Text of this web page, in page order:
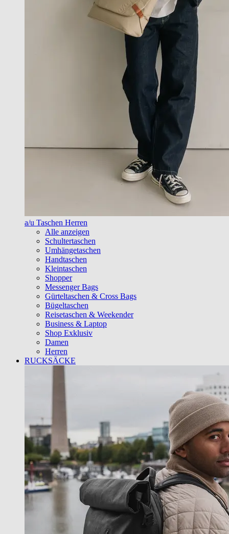
a/u Taschen Herren
Alle anzeigen
Schultertaschen
Umhängetaschen
Handtaschen
Kleintaschen
Shopper
Messenger Bags
Gürteltaschen & Cross Bags
Bügeltaschen
Reisetaschen & Weekender
Business & Laptop
Shop Exklusiv
Damen
Herren
RUCKSÄCKE